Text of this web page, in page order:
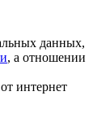
данных,
, а отношении
интернет